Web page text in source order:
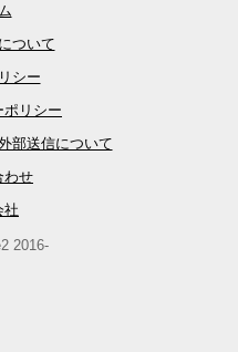
ついて
シー
ポリシー
部送信について
わせ
社
2016-